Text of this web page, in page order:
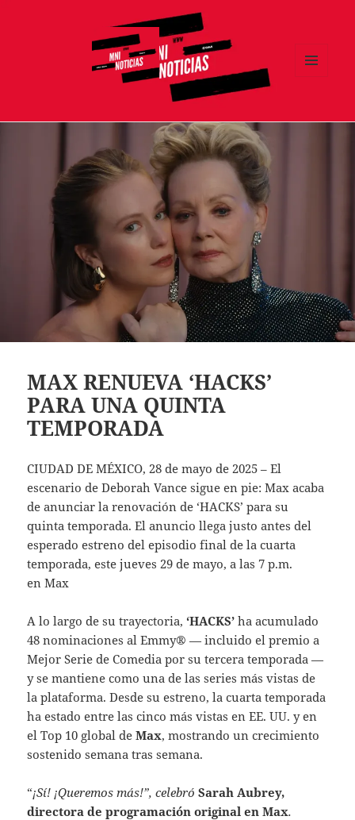
MAX RENUEVA ‘HACKS’
PARA UNA QUINTA
TEMPORADA
CIUDAD DE MÉXICO, 28 de mayo de 2025 – El
escenario de Deborah Vance sigue en pie: Max acaba
de anunciar la renovación de ‘HACKS’ para su
quinta temporada. El anuncio llega justo antes del
esperado estreno del episodio final de la cuarta
temporada, este jueves 29 de mayo, a las 7 p.m.
en Max
A lo largo de su trayectoria,‘HACKS’ha acumulado
48 nominaciones al Emmy® — incluido el premio a
Mejor Serie de Comedia por su tercera temporada —
y se mantiene como una de las series más vistas de
la plataforma. Desde su estreno, la cuarta temporada
ha estado entre las cinco más vistas en EE. UU. y en
el Top 10 global deMax, mostrando un crecimiento
sostenido semana tras semana.
“¡Sí! ¡Queremos más!”, celebróSarah Aubrey,
directora de programación original en Max.